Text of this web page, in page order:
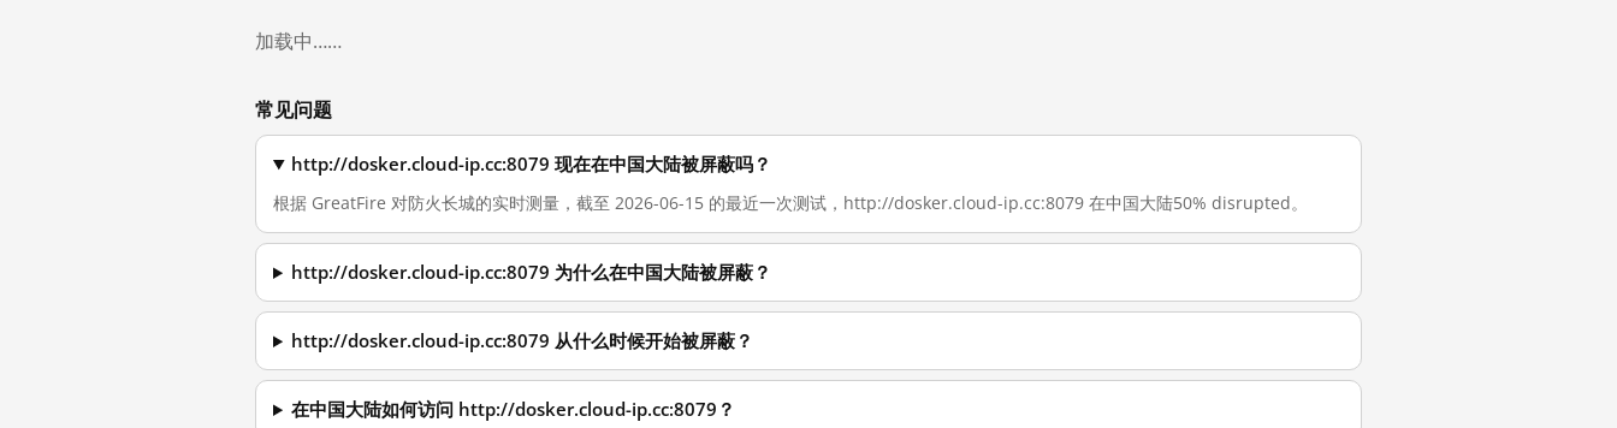
加载中……
常见问题
http://dosker.cloud-ip.cc:8079 现在在中国大陆被屏蔽吗？
根据 GreatFire 对防火长城的实时测量，截至 2026-06-15 的最近一次测试，http://dosker.cloud-ip.cc:8079 在中国大陆50% disrupted。
http://dosker.cloud-ip.cc:8079 为什么在中国大陆被屏蔽？
http://dosker.cloud-ip.cc:8079 从什么时候开始被屏蔽？
在中国大陆如何访问 http://dosker.cloud-ip.cc:8079？